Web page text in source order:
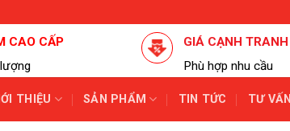
CAO CẤP
GIÁ CẠNH TRANH
Phù hợp nhu cầu
THIỆU SẢN PHẨM TIN TỨC TƯ VẤN